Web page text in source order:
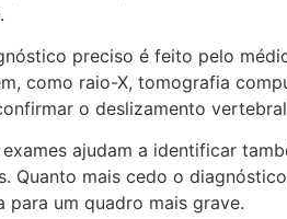
preciso é feito pelo
como raio-X, tomografia
o deslizamento
exames ajudam a identificar
Quanto mais cedo o
para um quadro mais grave.